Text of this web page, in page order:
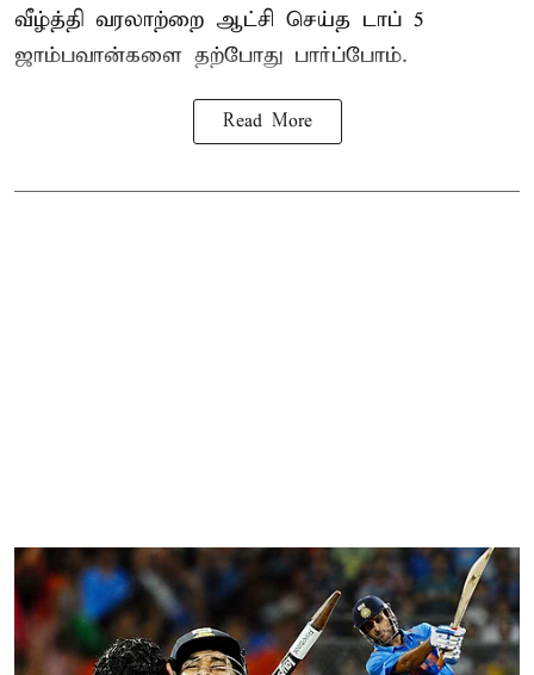
வீழ்த்தி வரலாற்றை ஆட்சி செய்த டாப் 5
ஜாம்பவான்களை தற்போது பார்ப்போம்.
Read More